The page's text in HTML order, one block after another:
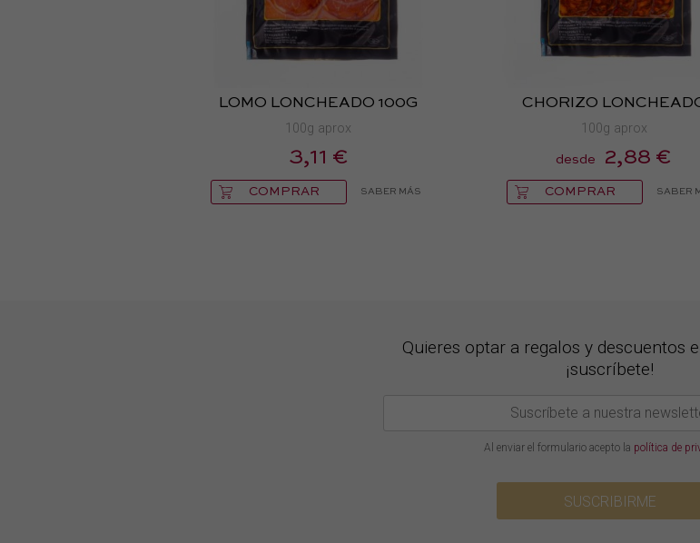
LOMO LONCHEADO 100G
100g aprox
3,11 €
COMPRAR SABER MÁS
CHORIZO
100g aprox
desde 2,88 €
COMPRAR SABER
Quieres optar a regalos y descuentos
¡suscríbete!
Al enviar el formulario acepto la política de
SUSCRIBIRME